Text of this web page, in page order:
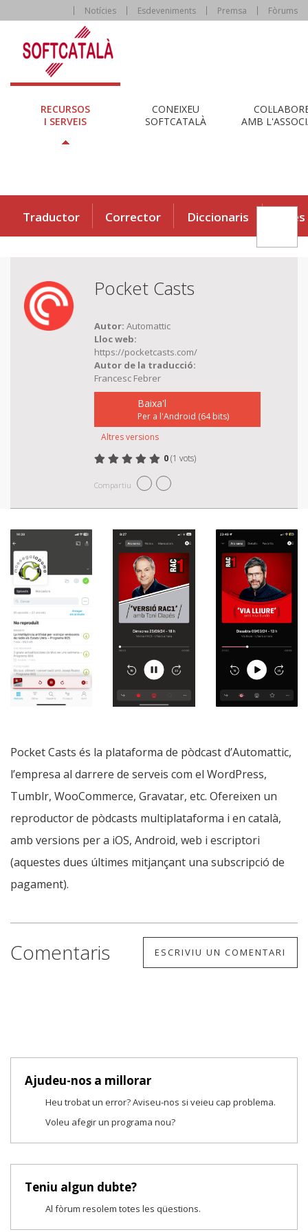
Notícies Esdeveniments Premsa Fòrums
RECURSOS
I SERVEIS
CONEIXEU
SOFTCATALÀ
AMB
Traductor Corrector Diccionaris Eines
Pocket Casts
Autor: Automattic
Lloc web:
https://pocketcasts.com/
Autor de la traducció:
Francesc Febrer
Baixa'l
Per a l'Android (64 bits)
Altres versions
0(1 vots)
Compartiu
Pocket Casts és la plataforma de pòdcast d’Automattic,
l’empresa al darrere de serveis com el WordPress,
Tumblr, WooCommerce, Gravatar, etc. Ofereixen un
reproductor de pòdcasts multiplataforma i en català,
amb versions per a iOS, Android, web i escriptori
(aquestes dues últimes mitjançant una subscripció de
pagament).
Comentaris ESCRIVIU UN COMENTARI
Ajudeu-nos a millorar
Heu trobat un error? Aviseu-nos si veieu cap problema.
Voleu afegir un programa nou?
Teniu algun dubte?
Al fòrum resolem totes les qüestions.